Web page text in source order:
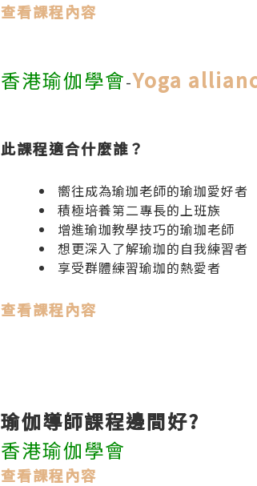
查看課程內容
香港瑜伽學會-Yoga
此課程適合什麼誰？
嚮往成為瑜珈老師的瑜珈愛好者
積極培養第二專長的上班族
增進瑜珈教學技巧的瑜珈老師
想更深入了解瑜珈的自我練習者
享受群體練習瑜珈的熱愛者
查看課程內容
瑜伽導師課程邊間好?
香港瑜伽學會
查看課程內容